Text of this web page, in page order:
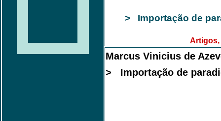
> Importação de
Artigos,
Marcus Vinicius de
> Importação de